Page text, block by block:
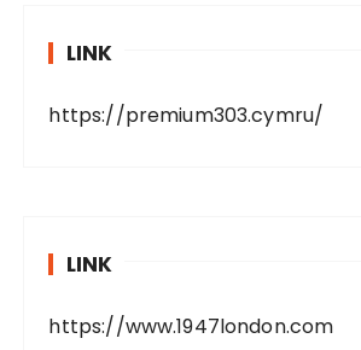
LINK
https://premium303.cymru/
LINK
https://www.1947london.com